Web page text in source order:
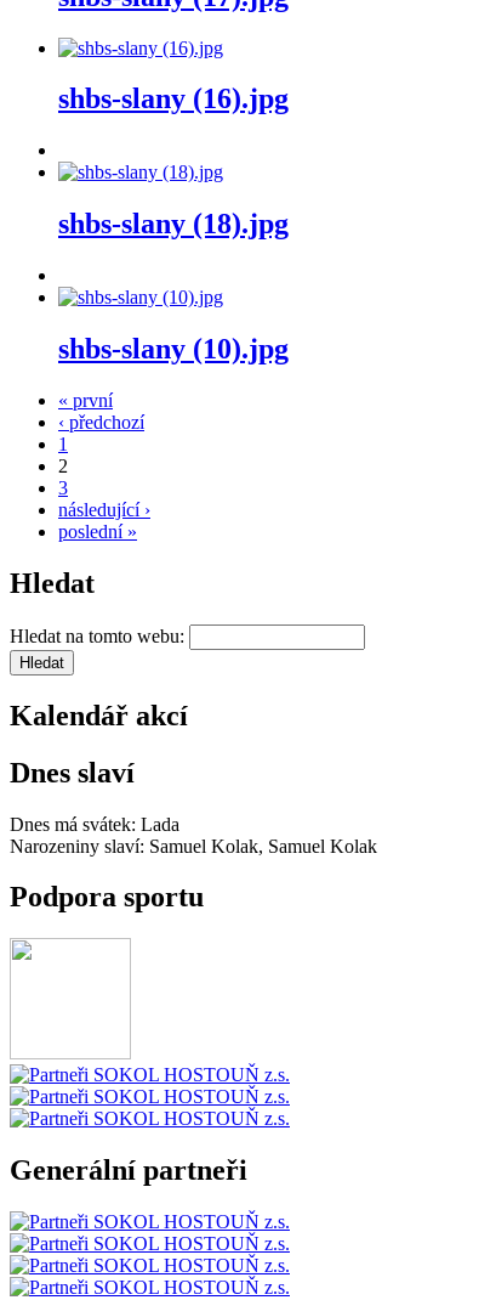
shbs-slany (16).jpg
shbs-slany (18).jpg
shbs-slany (10).jpg
« první
‹ předchozí
1
2
3
následující ›
poslední »
Hledat
Hledat na tomto webu:
Kalendář akcí
Dnes slaví
Dnes má svátek: Lada
Narozeniny slaví: Samuel Kolak, Samuel Kolak
Podpora sportu
Generální partneři